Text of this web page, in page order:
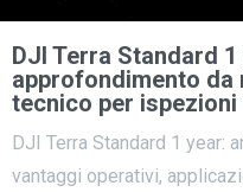
DJI Terra Standard 1
approfondimento da
tecnico per
DJI Terra Standard 1 year:
vantaggi operativi,